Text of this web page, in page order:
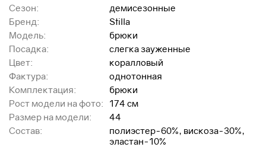
Сезон:
демисезонные
Бренд:
Stilla
Модель:
брюки
Посадка:
слегка зауженные
Цвет:
коралловый
Фактура:
однотонная
Комплектация:
брюки
Рост модели на фото:
174 см
Размер на модели:
44
Состав:
полиэстер-60%, вискоза-30%,
эластан-10%